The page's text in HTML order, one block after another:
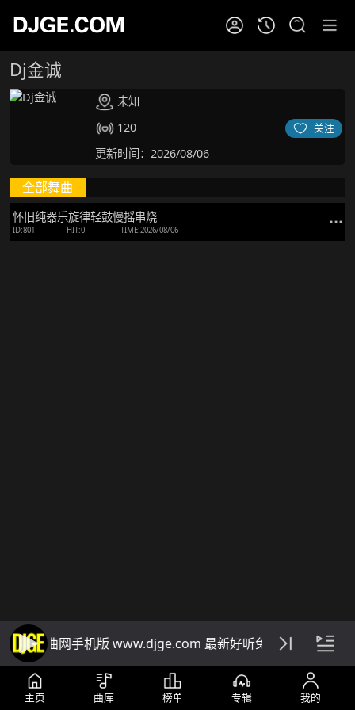
Dj金诚
未知
120
关注
更新时间：2026/08/06
全部舞曲
怀旧纯器乐旋律轻鼓慢摇串烧
ID:801 HIT:0 TIME:2026/08/06
DJ阁舞曲网手机版 www.djge.com 最新好听免费下载dj音乐
主页 曲库 榜单 专辑 我的